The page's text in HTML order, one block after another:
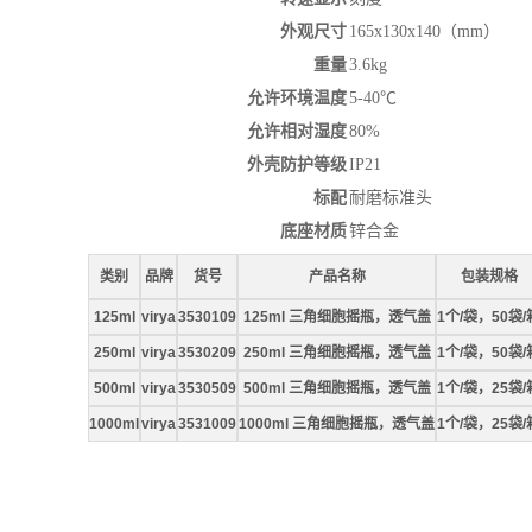
外观尺寸 165x130x140（mm）
重量3.6kg
允许环境温度5-40℃
允许相对湿度80%
外壳防护等级IP21
标配 耐磨标准头
底座材质锌合金
类别 品牌 货号 产品名称 包装规格
125ml virya3530109 125ml 三角细胞摇瓶，透气盖 1个/袋，50袋/
250ml virya3530209 250ml 三角细胞摇瓶，透气盖 1个/袋，50袋/
500ml virya3530509 500ml 三角细胞摇瓶，透气盖 1个/袋，25袋/
1000ml virya35310091000ml 三角细胞摇瓶，透气盖1个/袋，25袋/